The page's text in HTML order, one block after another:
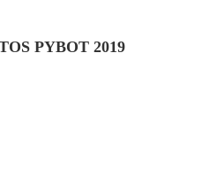
PYBOT 2019